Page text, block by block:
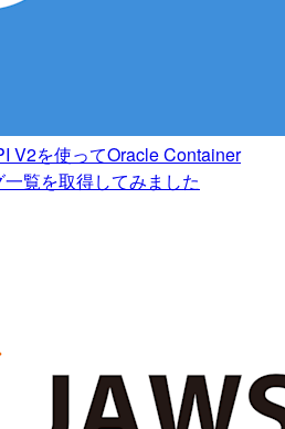
V2を使ってOracle Container
覧を取得してみました